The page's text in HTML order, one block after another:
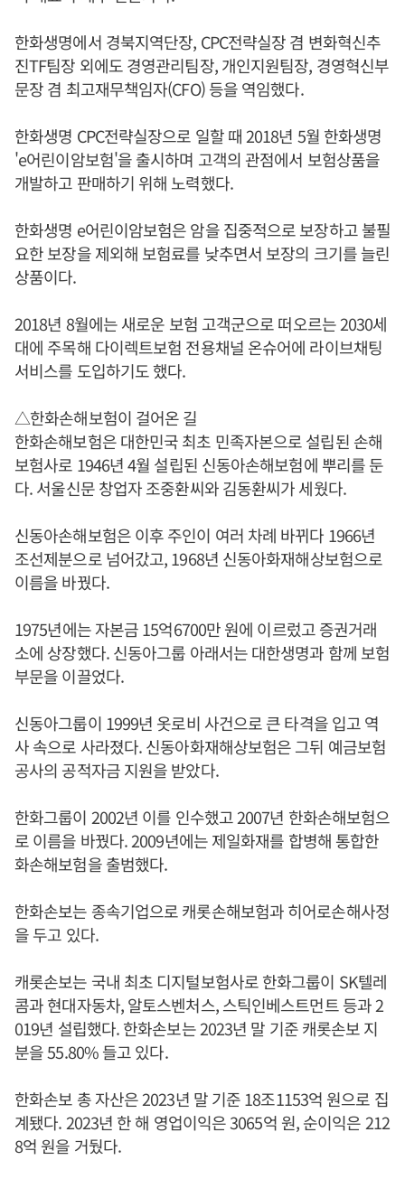
한화생명에서 경북지역단장, CPC전략실장 겸 변화혁신추
진TF팀장 외에도 경영관리팀장, 개인지원팀장, 경영혁신부
문장 겸 최고재무책임자(CFO) 등을 역임했다.
한화생명 CPC전략실장으로 일할 때 2018년 5월 한화생명
'e어린이암보험'을 출시하며 고객의 관점에서 보험상품을
개발하고 판매하기 위해 노력했다.
한화생명 e어린이암보험은 암을 집중적으로 보장하고 불필
요한 보장을 제외해 보험료를 낮추면서 보장의 크기를 늘린
상품이다.
2018년 8월에는 새로운 보험 고객군으로 떠오르는 2030세
대에 주목해 다이렉트보험 전용채널 온슈어에 라이브채팅
서비스를 도입하기도 했다.
△한화손해보험이 걸어온 길
한화손해보험은 대한민국 최초 민족자본으로 설립된 손해
보험사로 1946년 4월 설립된 신동아손해보험에 뿌리를 둔
다. 서울신문 창업자 조중환씨와 김동환씨가 세웠다.
신동아손해보험은 이후 주인이 여러 차례 바뀌다 1966년
조선제분으로 넘어갔고, 1968년 신동아화재해상보험으로
이름을 바꿨다.
1975년에는 자본금 15억6700만 원에 이르렀고 증권거래
소에 상장했다. 신동아그룹 아래서는 대한생명과 함께 보험
부문을 이끌었다.
신동아그룹이 1999년 옷로비 사건으로 큰 타격을 입고 역
사 속으로 사라졌다. 신동아화재해상보험은 그뒤 예금보험
공사의 공적자금 지원을 받았다.
한화그룹이 2002년 이를 인수했고 2007년 한화손해보험으
로 이름을 바꿨다. 2009년에는 제일화재를 합병해 통합한
화손해보험을 출범했다.
한화손보는 종속기업으로 캐롯손해보험과 히어로손해사정
을 두고 있다.
캐롯손보는 국내 최초 디지털보험사로 한화그룹이 SK텔레
콤과 현대자동차, 알토스벤처스, 스틱인베스트먼트 등과 2
019년 설립했다. 한화손보는 2023년 말 기준 캐롯손보 지
분을 55.80% 들고 있다.
한화손보 총 자산은 2023년 말 기준 18조1153억 원으로 집
계됐다. 2023년 한 해 영업이익은 3065억 원, 순이익은 212
8억 원을 거뒀다.